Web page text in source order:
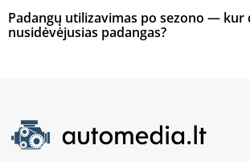
Padangų utilizavimas po sezono — kur
nusidėvėjusias padangas?